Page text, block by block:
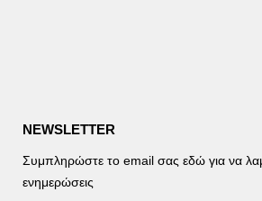
NEWSLETTER
Συμπληρώστε το email σας εδώ για να
ενημερώσεις